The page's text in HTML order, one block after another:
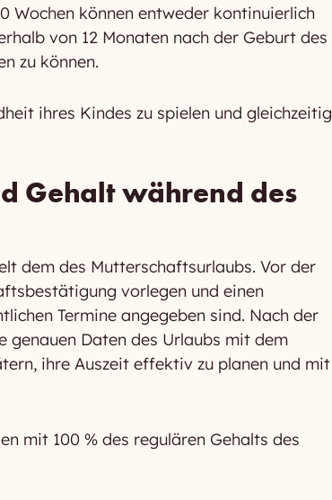
Wochen können entweder kontinuierlich
von 12 Monaten nach der Geburt des
zu können.
ihres Kindes zu spielen und gleichzeitig
Gehalt während des
dem des Mutterschaftsurlaubs. Vor der
vorlegen und einen
Termine angegeben sind. Nach der
genauen Daten des Urlaubs mit dem
ihre Auszeit effektiv zu planen und mit
mit 100 % des regulären Gehalts des